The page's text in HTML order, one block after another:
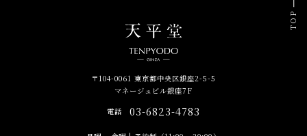
〒104-0061 東京都中央区銀座2-5-5
マネージュビル銀座7F
電話
03-6823-4783
TOP